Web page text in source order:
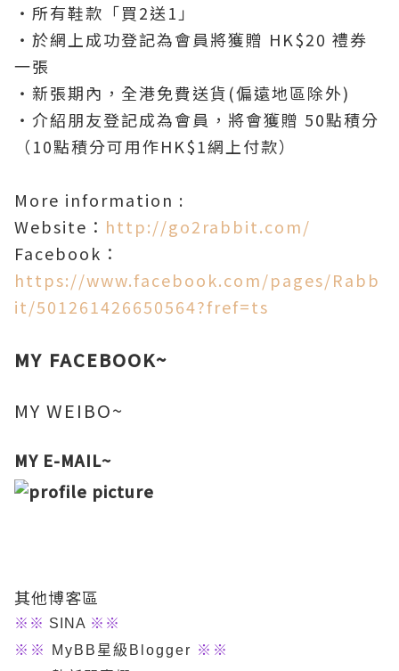
‧所有鞋款「買2送1」
‧於網上成功登記為會員將獲贈 HK$20 禮券
一張
‧新張期內，全港免費送貨(偏遠地區除外)
‧介紹朋友登記成為會員，將會獲贈 50點積分
（10點積分可用作HK$1網上付款）
More information :
Website： http://go2rabbit.com/
Facebook：
https://www.facebook.com/pages/Rabb
it/501261426650564?fref=ts
MY FACEBOOK~
MY WEIBO~
MY E-MAIL~
其他博客區
※ ※ SINA ※※
※※
MyBB星級Blogger ※※